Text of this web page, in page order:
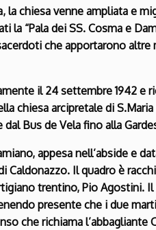
chiesa venne ampliata e
la “Pala dei SS. Cosma e
che apportarono
il 24 settembre 1942 e
chiesa arcipretale di
Bus de Vela fino alla
appesa nell’abside e
Caldonazzo. Il quadro è
trentino, Pio Agostini.
presente che i due
che richiama